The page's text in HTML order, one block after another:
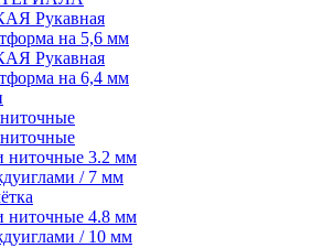
Рукавная
на 5,6 мм
Рукавная
на 6,4 мм
ниточные 3.2 мм
/ 7 мм
ниточные 4.8 мм
/ 10 мм